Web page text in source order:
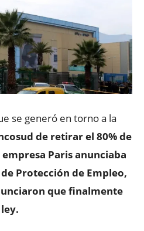
se generó en torno a la
de retirar el 80% de
Paris anunciaba
Protección de Empleo,
que finalmente